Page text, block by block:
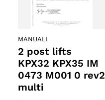
MANUALI
2 post lifts
KPX32 KPX35 IM
0473 M001 0 rev2
multi